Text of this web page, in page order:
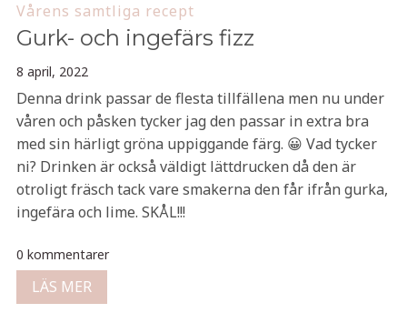
Vårens samtliga recept
Gurk- och ingefärs fizz
8 april, 2022
Denna drink passar de flesta tillfällena men nu under
våren och påsken tycker jag den passar in extra bra
med sin härligt gröna uppiggande färg. 😀 Vad tycker
ni? Drinken är också väldigt lättdrucken då den är
otroligt fräsch tack vare smakerna den får ifrån gurka,
ingefära och lime. SKÅL!!!
0 kommentarer
LÄS MER